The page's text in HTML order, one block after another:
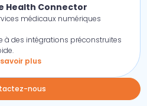
Health Connector
médicaux numériques
à des intégrations préconstruites
plus
nous